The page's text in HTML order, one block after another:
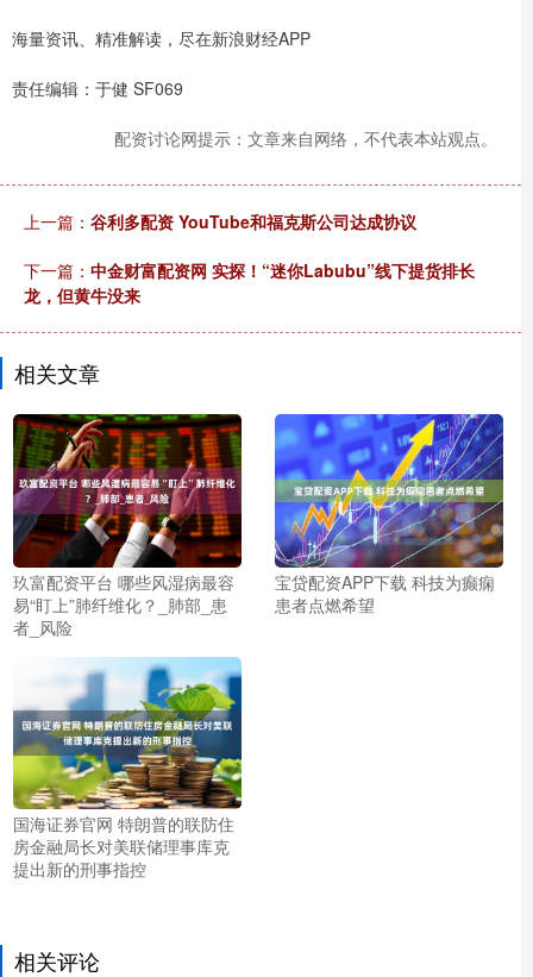
海量资讯、精准解读，尽在新浪财经APP
责任编辑：于健 SF069
配资讨论网提示：文章来自网络，不代表本站观点。
上一篇： 谷利多配资 YouTube和福克斯公司达成协议
下一篇： 中金财富配资网 实探！“迷你Labubu”线下提货排长
龙，但黄牛没来
相关文章
玖富配资平台 哪些风湿病最容
易“盯上”肺纤维化？_肺部_患
者_风险
宝贷配资APP下载 科技为癫痫
患者点燃希望
国海证券官网 特朗普的联防住
房金融局长对美联储理事库克
提出新的刑事指控
相关评论